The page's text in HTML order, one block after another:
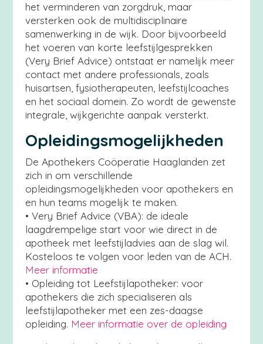
het verminderen van zorgdruk, maar
versterken ook de multidisciplinaire
samenwerking in de wijk. Door bijvoorbeeld
het voeren van korte leefstijlgesprekken
(Very Brief Advice) ontstaat er namelijk meer
contact met andere professionals, zoals
huisartsen, fysiotherapeuten, leefstijlcoaches
en het sociaal domein. Zo wordt de gewenste
integrale, wijkgerichte aanpak versterkt.
Opleidingsmogelijkheden
De Apothekers Coöperatie Haaglanden zet
zich in om verschillende
opleidingsmogelijkheden voor apothekers en
en hun teams mogelijk te maken.
• Very Brief Advice (VBA): de ideale
laagdrempelige start voor wie direct in de
apotheek met leefstijladvies aan de slag wil.
Kosteloos te volgen voor leden van de ACH.
Meer informatie
• Opleiding tot Leefstijlapotheker: voor
apothekers die zich specialiseren als
leefstijlapotheker met een zes-daagse
opleiding. Meer informatie over de opleiding